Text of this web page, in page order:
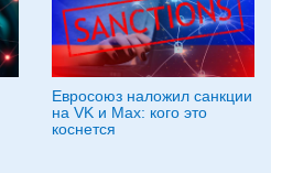
Евросоюз наложил санкции
на VK и Max: кого это
коснется